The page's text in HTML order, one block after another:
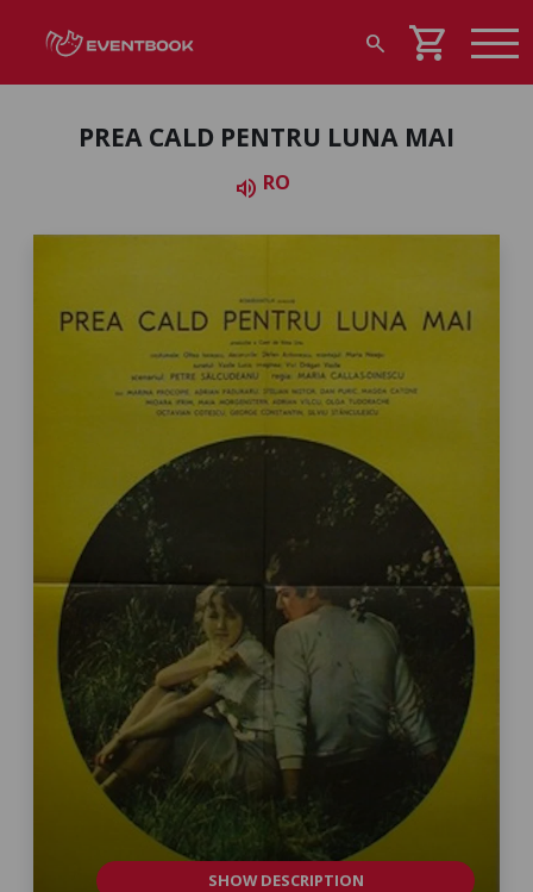
search shopping_cart
PREA CALD PENTRU LUNA MAI
volume_up RO
SHOW DESCRIPTION